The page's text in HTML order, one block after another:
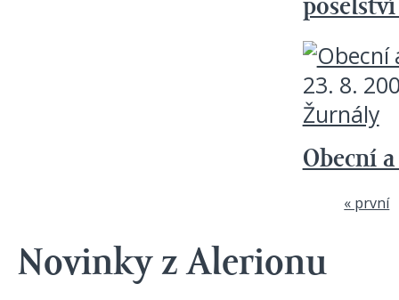
23. 8.
Žurnály
Obecní
« první
Novinky z Alerionu